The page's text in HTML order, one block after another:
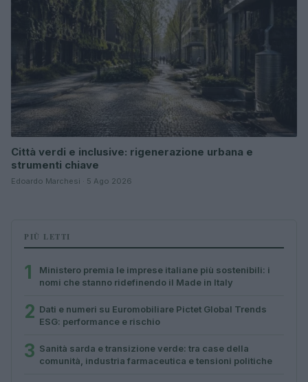
Città verdi e inclusive: rigenerazione urbana e
strumenti chiave
Edoardo Marchesi · 5 Ago 2026
PIÙ LETTI
1
Ministero premia le imprese italiane più sostenibili: i
nomi che stanno ridefinendo il Made in Italy
2 Dati e numeri su Euromobiliare Pictet Global Trends
ESG: performance e rischio
3 Sanità sarda e transizione verde: tra case della
comunità, industria farmaceutica e tensioni politiche